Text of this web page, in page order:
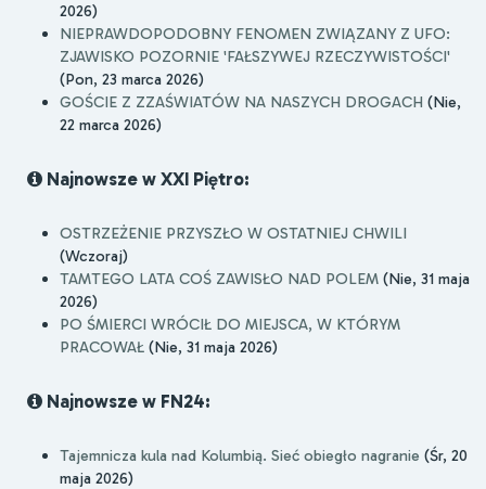
2026)
NIEPRAWDOPODOBNY FENOMEN ZWIĄZANY Z UFO:
ZJAWISKO POZORNIE 'FAŁSZYWEJ RZECZYWISTOŚCI'
(Pon, 23 marca 2026)
GOŚCIE Z ZZAŚWIATÓW NA NASZYCH DROGACH (Nie,
22 marca 2026)
Najnowsze w XXI Piętro:
OSTRZEŻENIE PRZYSZŁO W OSTATNIEJ CHWILI
(Wczoraj)
TAMTEGO LATA COŚ ZAWISŁO NAD POLEM (Nie, 31 maja
2026)
PO ŚMIERCI WRÓCIŁ DO MIEJSCA, W KTÓRYM
PRACOWAŁ (Nie, 31 maja 2026)
Najnowsze w FN24:
Tajemnicza kula nad Kolumbią. Sieć obiegło nagranie (Śr, 20
maja 2026)